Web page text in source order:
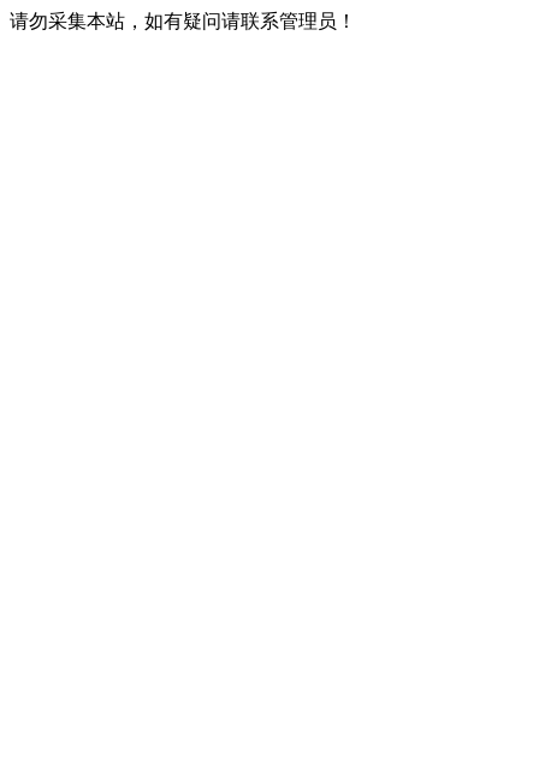
请勿采集本站，如有疑问请联系管理员！